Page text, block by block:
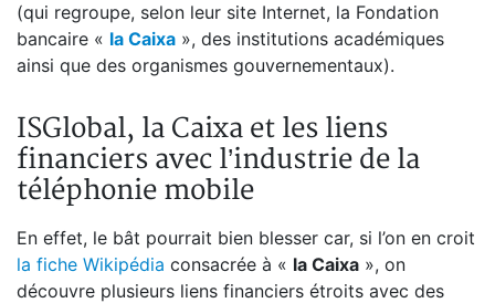
(qui regroupe, selon leur site Internet, la Fondation
bancaire « la Caixa », des institutions académiques
ainsi que des organismes gouvernementaux).
ISGlobal, la Caixa et les liens
financiers avec l’industrie de la
téléphonie mobile
En effet, le bât pourrait bien blesser car, si l’on en croit
la fiche Wikipédia consacrée à « la Caixa », on
découvre plusieurs liens financiers étroits avec des